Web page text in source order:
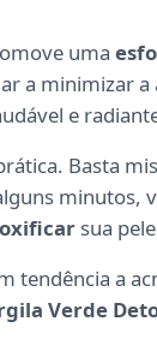
uma
a minimizar
e
Basta
minutos,
sua
tendência a
Verde